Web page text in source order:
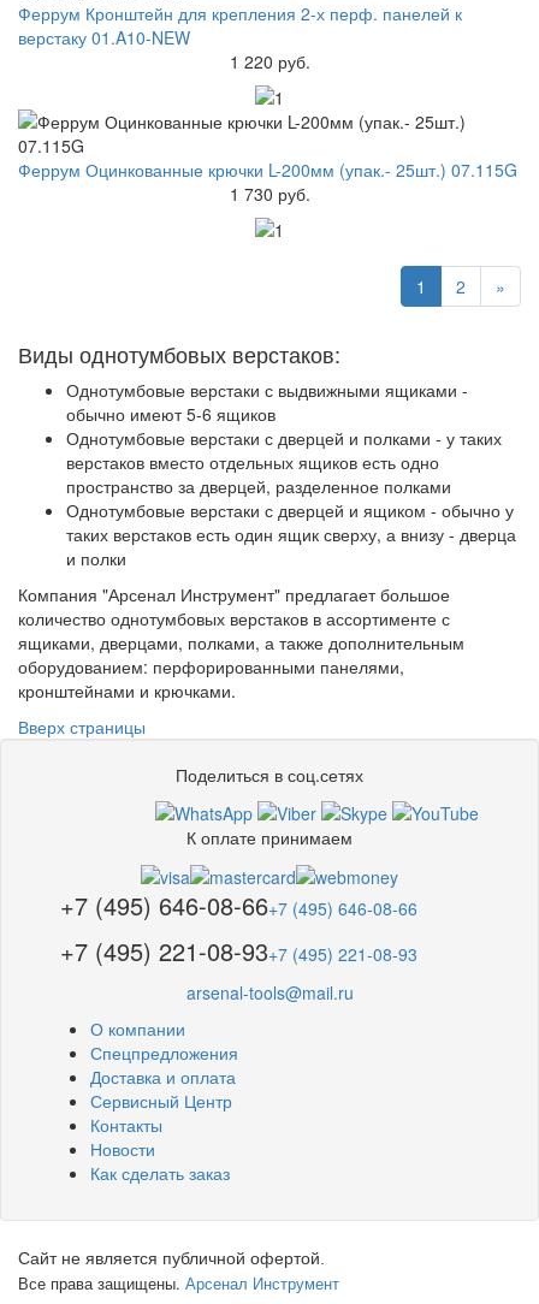
Феррум Кронштейн для крепления 2-х перф. панелей к
верстаку 01.A10-NEW
1 220 руб.
Феррум Оцинкованные крючки L-200мм (упак.- 25шт.) 07.115G
1 730 руб.
1 2 »
Виды однотумбовых верстаков:
Однотумбовые верстаки с выдвижными ящиками -
обычно имеют 5-6 ящиков
Однотумбовые верстаки с дверцей и полками - у таких
верстаков вместо отдельных ящиков есть одно
пространство за дверцей, разделенное полками
Однотумбовые верстаки с дверцей и ящиком - обычно у
таких верстаков есть один ящик сверху, а внизу - дверца
и полки
Компания "Арсенал Инструмент" предлагает большое
количество однотумбовых верстаков в ассортименте с
ящиками, дверцами, полками, а также дополнительным
оборудованием: перфорированными панелями,
кронштейнами и крючками.
Вверх страницы
Поделиться в соц.сетях
К оплате принимаем
+7 (495) 646-08-66+7 (495) 646-08-66
+7 (495) 221-08-93+7 (495) 221-08-93
arsenal-tools@mail.ru
О компании
Спецпредложения
Доставка и оплата
Сервисный Центр
Контакты
Новости
Как сделать заказ
Сайт не является публичной офертой.
Все права защищены. Арсенал Инструмент